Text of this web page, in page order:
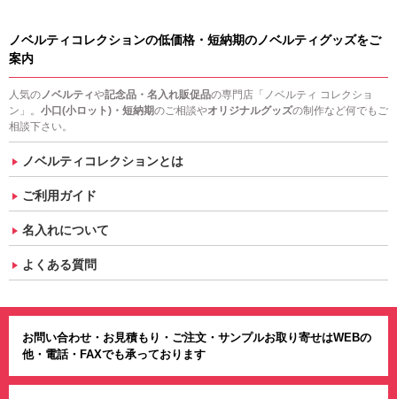
ノベルティコレクションの低価格・短納期のノベルティグッズをご
案内
人気のノベルティや記念品・名入れ販促品の専門店「ノベルティ コレクショ
ン」。 小口(小ロット)・短納期のご相談やオリジナルグッズの制作など何でもご
相談下さい。
ノベルティコレクションとは
ご利用ガイド
名入れについて
よくある質問
お問い合わせ・お見積もり・ご注文・サンプルお取り寄せはWEBの
他・電話・FAXでも承っております